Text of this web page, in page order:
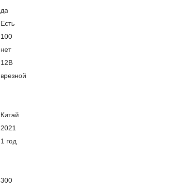
да
Есть
100
нет
12В
врезной
Китай
2021
1 год
300